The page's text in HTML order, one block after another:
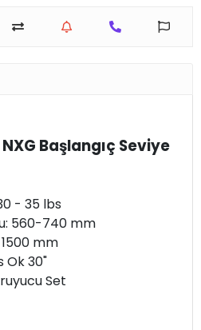
Başlangıç Seviye
- 35 lbs
560-740 mm
mm
Ok 30"
Set